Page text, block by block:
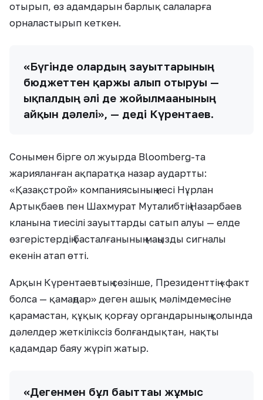
отырып, өз адамдарын барлық салаларға
орналастырып кеткен.
«Бүгінде олардың зауыттарының
бюджеттен қаржы алып отыруы —
ықпалдың әлі де жойылмағанының
айқын дәлелі», — деді Күрентаев.
Сонымен бірге ол жуырда Bloomberg-та
жарияланған ақпаратқа назар аудартты:
«Қазақстрой» компаниясының иесі Нұрлан
Артықбаев пен Шахмурат Муталибтің Назарбаев
кланына тиесілі зауыттарды сатып алуы — елде
өзгерістердің басталғанының маңызды сигналы
екенін атап өтті.
Арқын Күрентаевтың сөзінше, Президенттің «факт
болса — қамаңдар» деген ашық мәлімдемесіне
қарамастан, құқық қорғау органдарының қолында
дәлелдер жеткіліксіз болғандықтан, нақты
қадамдар баяу жүріп жатыр.
«Дегенмен бұл бағыттағы жұмыс